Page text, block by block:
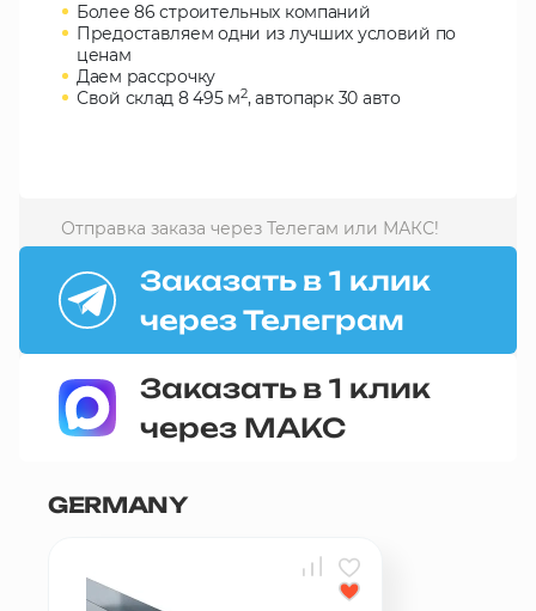
Доставка
Оплата
О компании
Все бренды
Контакты
Более 86 строительных компаний
Предоставляем одни из лучших условий по
ценам
Даем рассрочку
Свой склад 8 495 м2, автопарк 30 авто
Отправка заказа через Телегам или МАКС!
Заказать в 1 клик
через Телеграм
Заказать в 1 клик
через МАКС
GERMANY